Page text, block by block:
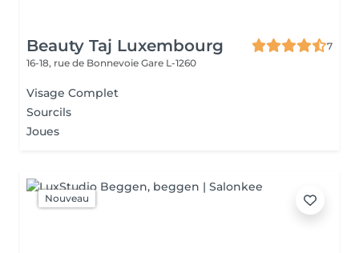
Beauty Taj Luxembourg
7
16-18, rue de Bonnevoie Gare L-1260
Visage Complet
Sourcils
Joues
Nouveau